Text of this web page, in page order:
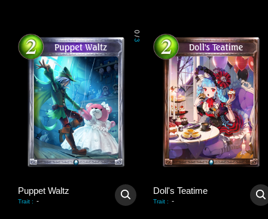
0
/
3
Puppet Waltz
Trait : -
Doll's Teatime
Trait : -